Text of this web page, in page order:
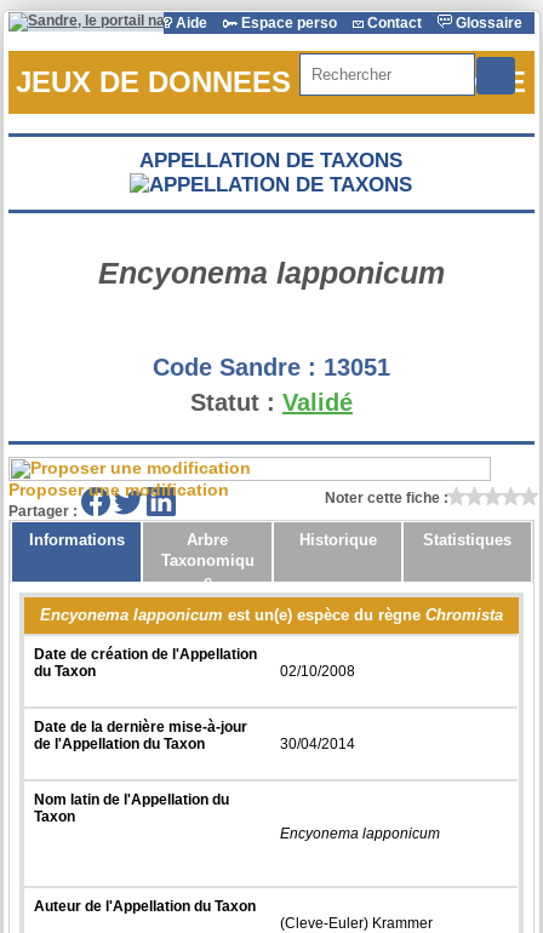
Aide Espace perso Contact Glossaire
Rechercher
JEUX DE DONNEES DE REFERENCE
APPELLATION DE TAXONS
Encyonema lapponicum
Code Sandre : 13051
Statut : Validé
Proposer une modification Noter cette fiche :
Partager :
Informations
Arbre
Taxonomiqu
e
Historique Statistiques
Encyonema lapponicum est un(e) espèce du règne Chromista
Date de création de l'Appellation
du Taxon
02/10/2008
Date de la dernière mise-à-jour
de l'Appellation du Taxon
30/04/2014
Nom latin de l'Appellation du
Taxon
Encyonema lapponicum
Auteur de l'Appellation du Taxon
(Cleve-Euler) Krammer